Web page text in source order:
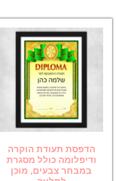
הדפסת תעודת הוקרה
ודיפלומה כולל מסגרת
במבחר צבעים, מוכן